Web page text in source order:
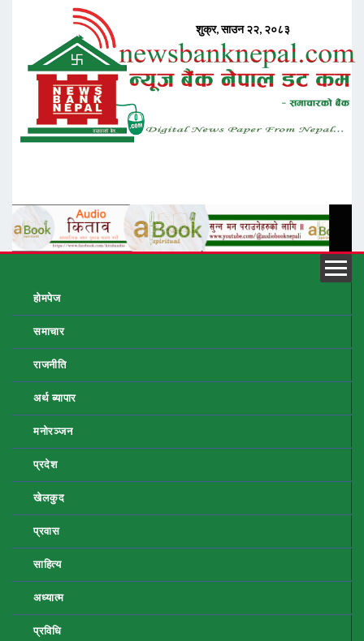
होमपेज
समाचार
राजनीति
अर्थ ब्यापार
मनोरञ्जन
प्रदेश
खेलकुद
प्रवास
साहित्य
अध्यात्म
प्रविधि